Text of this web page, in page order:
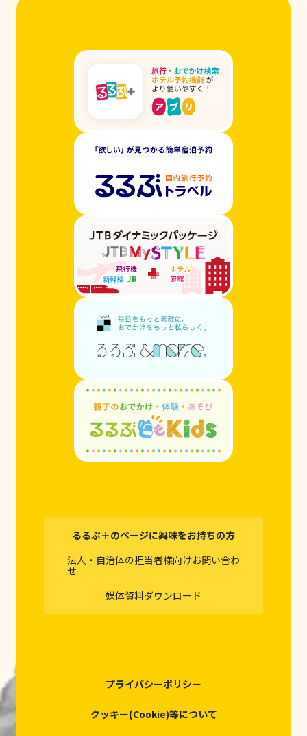
るるぶ＋のページに興味をお持ちの方
法人・自治体の担当者様向けお問い合わ
せ
媒体資料ダウンロード
プライバシーポリシー
クッキー(Cookie)等について